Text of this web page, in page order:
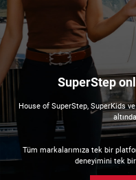
SuperStep
House of SuperStep, SuperKids
Tüm markalarımıza tek bir
deneyimini tek